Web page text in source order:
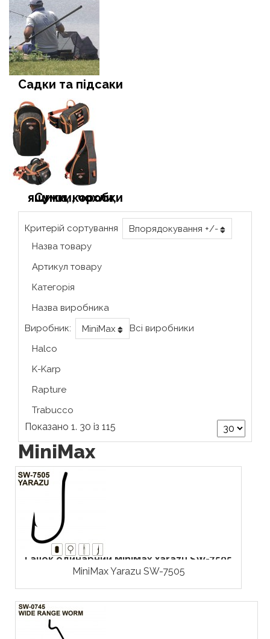
Садки та підсаки
Сумки, чохли, ящики, коробки
Критерій сортування
Впорядокування +/-
Назва товару
Артикул товару
Категорія
Назва виробника
Виробник:
MiniMax
Всі виробники
Halco
K-Karp
Rapture
Trabucco
Показано 1. 30 із 115
MiniMax
Гачок одинарний MiniMax Yarazu SW-7505
MiniMax Yarazu SW-7505